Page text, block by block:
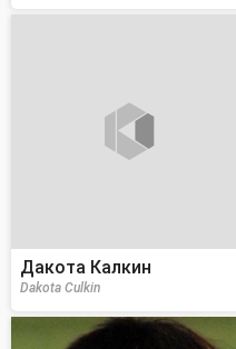
Дакота Калкин
Dakota Culkin